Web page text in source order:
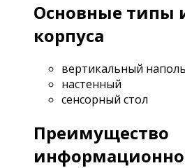
Основные типы
корпуса
вертикальный
настенный
сенсорный стол
Преимущество